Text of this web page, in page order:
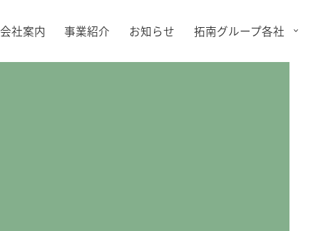
会社案内 事業紹介 お知らせ 拓南グループ各社